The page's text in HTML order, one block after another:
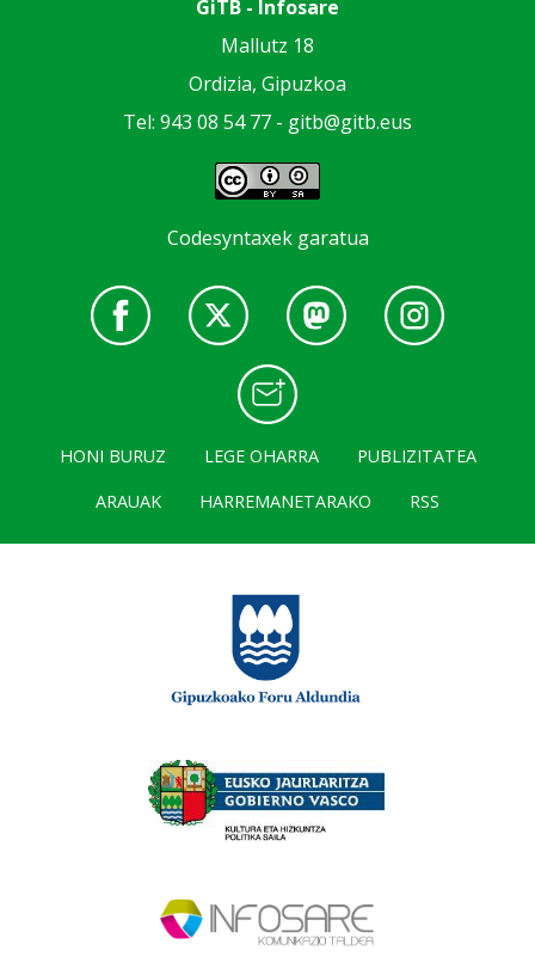
GiTB - Infosare
Mallutz 18
Ordizia, Gipuzkoa
Tel: 943 08 54 77 - gitb@gitb.eus
Codesyntaxek garatua
HONI BURUZ LEGE OHARRA
PUBLIZITATEA
ARAUAK
HARREMANETARAKO RSS